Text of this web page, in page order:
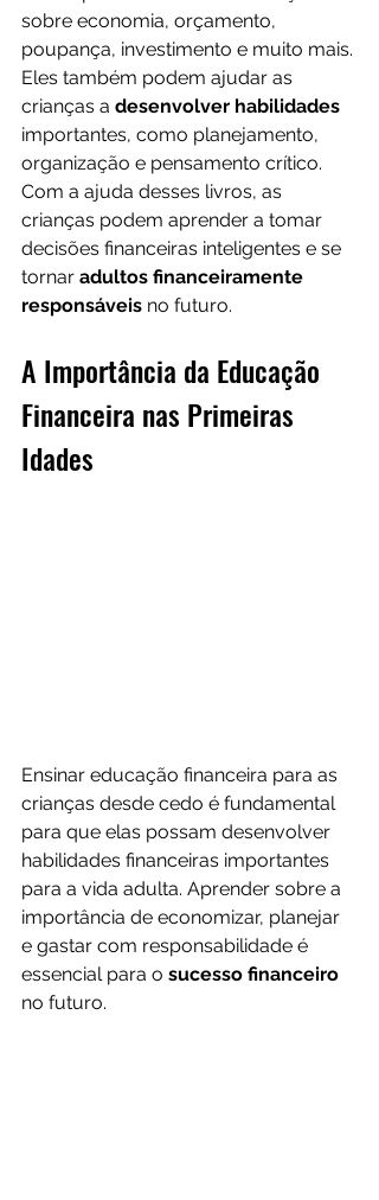
sobre economia, orçamento,
poupança, investimento e muito mais.
Eles também podem ajudar as
crianças a desenvolver habilidades
importantes, como planejamento,
organização e pensamento crítico.
Com a ajuda desses livros, as
crianças podem aprender a tomar
decisões financeiras inteligentes e se
tornar adultos financeiramente
responsáveis no futuro.
A Importância da Educação
Financeira nas Primeiras
Idades
Ensinar educação financeira para as
crianças desde cedo é fundamental
para que elas possam desenvolver
habilidades financeiras importantes
para a vida adulta. Aprender sobre a
importância de economizar, planejar
e gastar com responsabilidade é
essencial para o sucesso financeiro
no futuro.